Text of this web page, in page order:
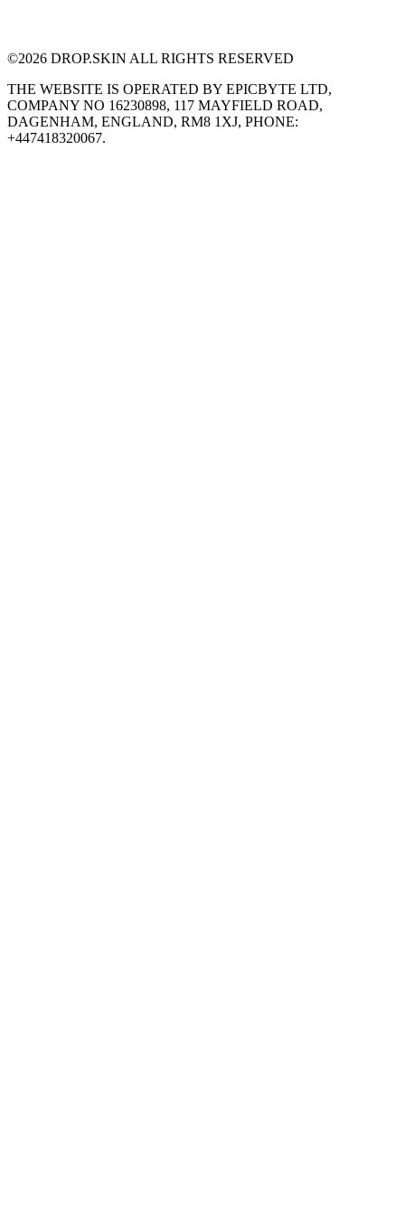
©2026 DROP.SKIN ALL RIGHTS RESERVED
THE WEBSITE IS OPERATED BY EPICBYTE LTD,
COMPANY NO 16230898, 117 MAYFIELD ROAD,
DAGENHAM, ENGLAND, RM8 1XJ, PHONE:
+447418320067.